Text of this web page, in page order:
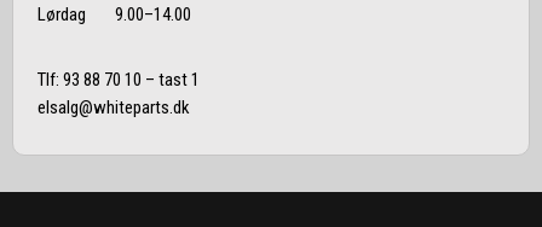
Lørdag 9.00–14.00
Tlf: 93 88 70 10 – tast 1
elsalg@whiteparts.dk